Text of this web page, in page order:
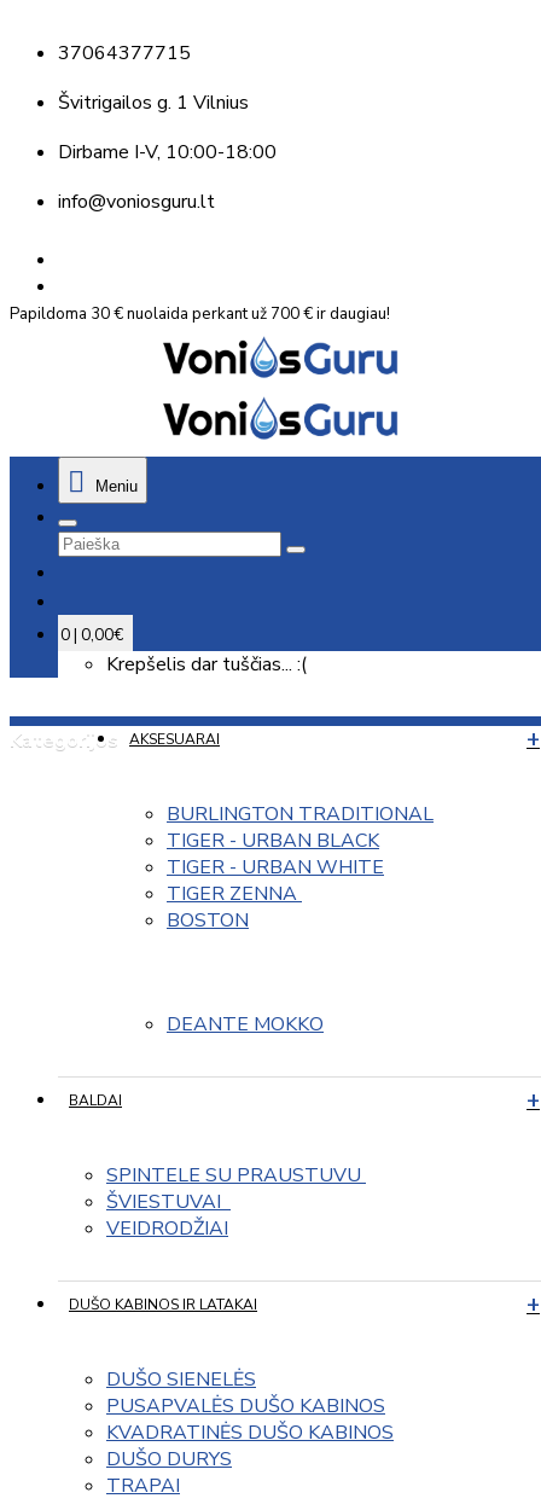
37064377715
Švitrigailos g. 1 Vilnius
Dirbame I-V, 10:00-18:00
info@voniosguru.lt
Papildoma 30 € nuolaida perkant už 700 € ir daugiau!
Meniu
0 | 0,00€
Krepšelis dar tuščias... :(
Kategorijos AKSESUARAI
BURLINGTON TRADITIONAL
TIGER - URBAN BLACK
TIGER - URBAN WHITE
TIGER ZENNA
BOSTON
DEANTE MOKKO
BALDAI
SPINTELE SU PRAUSTUVU
ŠVIESTUVAI
VEIDRODŽIAI
DUŠO KABINOS IR LATAKAI
DUŠO SIENELĖS
PUSAPVALĖS DUŠO KABINOS
KVADRATINĖS DUŠO KABINOS
DUŠO DURYS
TRAPAI